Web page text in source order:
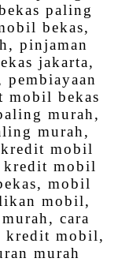
paling
bekas,
pinjaman
jakarta,
mobil bekas
murah,
murah,
mobil
kredit mobil
mobil
mobil,
cara
kredit mobil,
murah